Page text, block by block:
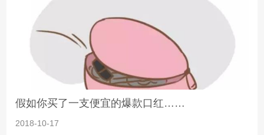
假如你买了一支便宜的爆款口红……
2018-10-17